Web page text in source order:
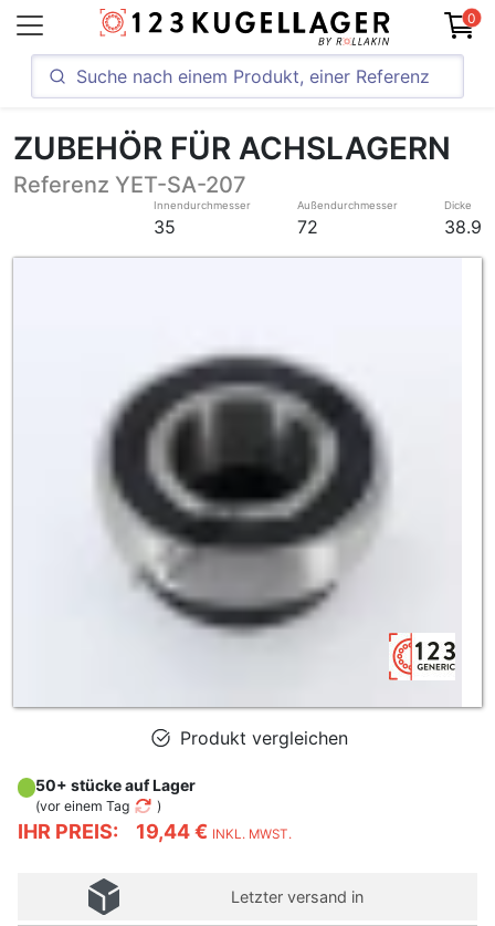
0
ZUBEHÖR FÜR ACHSLAGERN
Referenz YET-SA-207
Innendurchmesser
35
Außendurchmesser
72
Dicke
38.9
Produkt vergleichen
IHR PREIS: 19,44 € INKL. MWST.
50+ stücke auf Lager
(vor einem Tag )
Letzter versand in